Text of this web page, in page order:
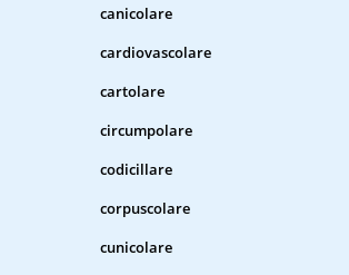
canicolare
cardiovascolare
cartolare
circumpolare
codicillare
corpuscolare
cunicolare